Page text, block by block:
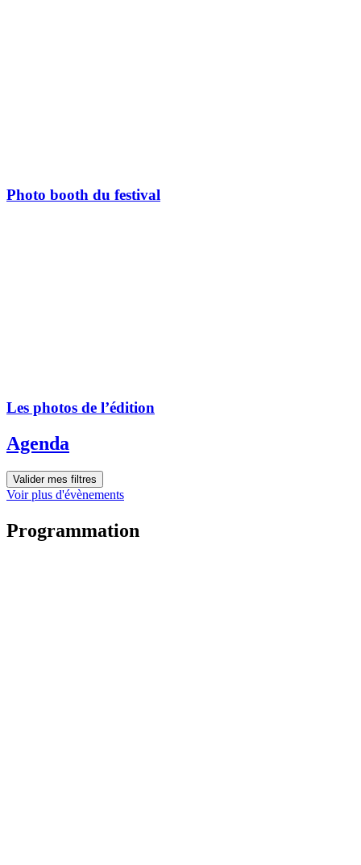
Photo booth du festival
Les photos de l’édition
Agenda
Valider mes filtres
Voir plus d'évènements
Programmation